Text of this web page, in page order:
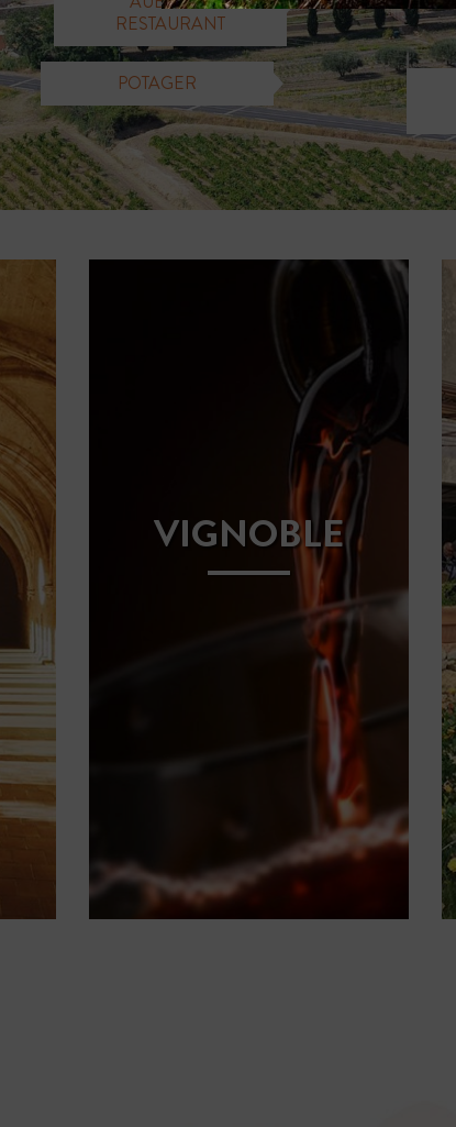
RESTAURANT
POTAGER
VIGNOBLE